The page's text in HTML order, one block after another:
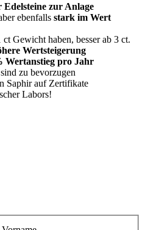
Edelsteine zur Anlage
ebenfalls stark im Wert
Gewicht haben, besser ab 3 ct.
Wertsteigerung
Wertanstieg pro Jahr
zu bevorzugen
Saphir auf Zertifikate
Labors!